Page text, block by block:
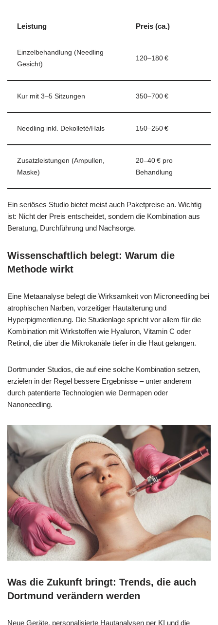
Leistung Preis (ca.)
Einzelbehandlung (Needling
Gesicht)
120–180 €
Kur mit 3–5 Sitzungen 350–700 €
Needling inkl. Dekolleté/Hals 150–250 €
Zusatzleistungen (Ampullen,
Maske)
20–40 € pro
Behandlung
Ein seriöses Studio bietet meist auch Paketpreise an. Wichtig
ist: Nicht der Preis entscheidet, sondern die Kombination aus
Beratung, Durchführung und Nachsorge.
Wissenschaftlich belegt: Warum die
Methode wirkt
Eine Metaanalyse belegt die Wirksamkeit von Microneedling bei
atrophischen Narben, vorzeitiger Hautalterung und
Hyperpigmentierung. Die Studienlage spricht vor allem für die
Kombination mit Wirkstoffen wie Hyaluron, Vitamin C oder
Retinol, die über die Mikrokanäle tiefer in die Haut gelangen.
Dortmunder Studios, die auf eine solche Kombination setzen,
erzielen in der Regel bessere Ergebnisse – unter anderem
durch patentierte Technologien wie Dermapen oder
Nanoneedling.
Was die Zukunft bringt: Trends, die auch
Dortmund verändern werden
Neue Geräte, personalisierte Hautanalysen per KI und die